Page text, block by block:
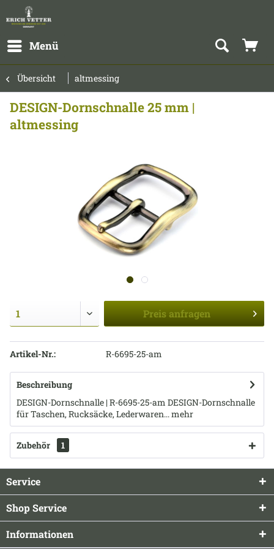
Menü
Übersicht altmessing
DESIGN-Dornschnalle 25 mm |
altmessing
Preis anfragen
Artikel-Nr.: R-6695-25-am
Beschreibung
DESIGN-Dornschnalle | R-6695-25-am DESIGN-Dornschnalle
für Taschen, Rucksäcke, Lederwaren...mehr
Zubehör 1
Service
Shop Service
Informationen